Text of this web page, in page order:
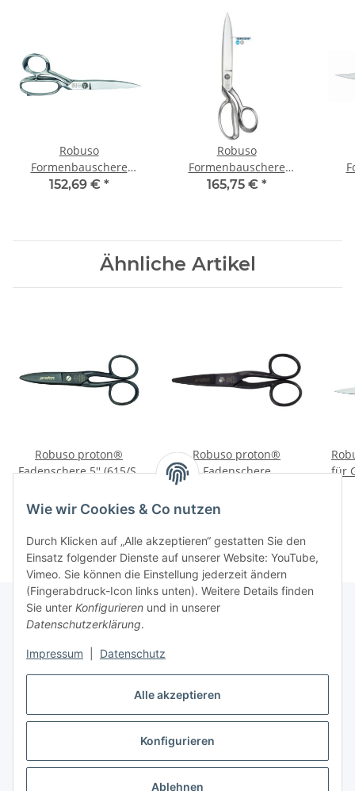
Alle akzeptieren
Konfigurieren
Ablehnen
Wie wir Cookies & Co nutzen
Durch Klicken auf „Alle akzeptieren“ gestatten Sie den
Einsatz folgender Dienste auf unserer Website: YouTube,
Vimeo. Sie können die Einstellung jederzeit ändern
(Fingerabdruck-Icon links unten). Weitere Details finden
Sie unter Konfigurieren und in unserer
Datenschutzerklärung.
Impressum Datenschutz
Robuso
Formenbauschere
verchromt (1026/2/B-CR)
152,69 € *
Robuso
Formenbauschere
verchromt (1026/4/C-CR)
165,75 € *
Ähnliche Artikel
Robuso proton®
Fadenschere 5'' (615/S)
Robuso proton®
Fadenschere
abgerundete Spitze 5''
(322) (13,3 cm)
für
Vertrag widerrufen